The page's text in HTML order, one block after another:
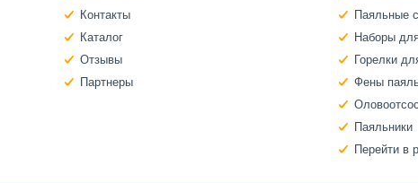
Контакты
Каталог
Отзывы
Партнеры
Паяльные
Наборы
Горелки
Фены
Паяльники
Перейти в